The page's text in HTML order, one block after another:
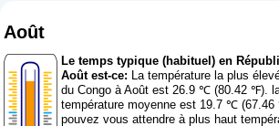
Août
Le temps typique (habituel) en
Août est-ce: La température la plus
du Congo à Août est 26.9 ℃ (80.42 ℉).
température moyenne est 19.7 ℃
pouvez vous attendre à plus haut